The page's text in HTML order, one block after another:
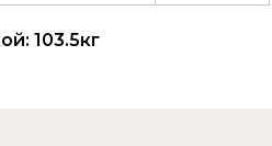
103.5кг